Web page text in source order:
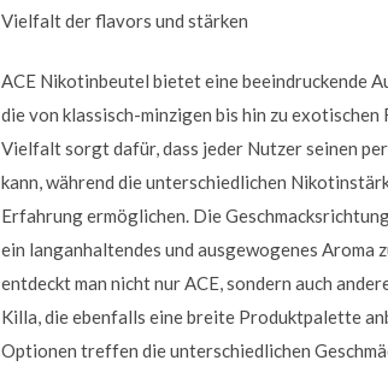
Vielfalt der flavors und stärken
ACE Nikotinbeutel bietet eine beeindruckende
die von klassisch-minzigen bis hin zu
Vielfalt sorgt dafür, dass jeder Nutzer seinen
kann, während die unterschiedlichen
Erfahrung ermöglichen. Die
ein langanhaltendes und ausgewogenes Aroma
entdeckt man nicht nur ACE, sondern auch
Killa, die ebenfalls eine breite Produktpalette
Optionen treffen die unterschiedlichen